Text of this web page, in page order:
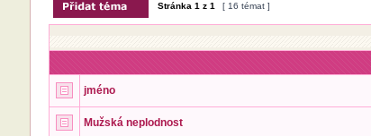
Stránka 1 z 1 [ 16 témat ]
jméno
Mužská neplodnost